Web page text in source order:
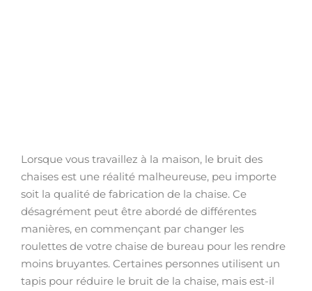
Lorsque vous travaillez à la maison, le bruit des
chaises est une réalité malheureuse, peu importe
soit la qualité de fabrication de la chaise. Ce
désagrément peut être abordé de différentes
manières, en commençant par changer les
roulettes de votre chaise de bureau pour les rendre
moins bruyantes. Certaines personnes utilisent un
tapis pour réduire le bruit de la chaise, mais est-il